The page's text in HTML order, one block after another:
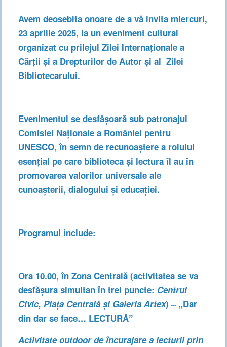
Avem deosebita onoare de a vă invita miercuri,
23 aprilie 2025, la un eveniment cultural
organizat cu prilejul Zilei Internaționale a
Cărții și a Drepturilor de Autor și al Zilei
Bibliotecarului.
Evenimentul se desfășoară sub patronajul
Comisiei Naționale a României pentru
UNESCO, în semn de recunoaștere a rolului
esențial pe care biblioteca și lectura îl au în
promovarea valorilor universale ale
cunoașterii, dialogului și educației.
Programul include:
Ora 10.00, în Zona Centrală (activitatea se va
desfășura simultan în trei puncte: Centrul
Civic, Piața Centrală și Galeria Artex) – „Dar
din dar se face… LECTURĂ”
Activitate outdoor de încurajare a lecturii prin